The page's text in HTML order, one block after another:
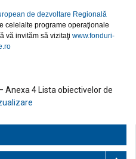
de dezvoltare Regională
celelalte programe operaţionale
vă invităm să vizitaţi www.fonduri-
Anexa 4 Lista obiectivelor de